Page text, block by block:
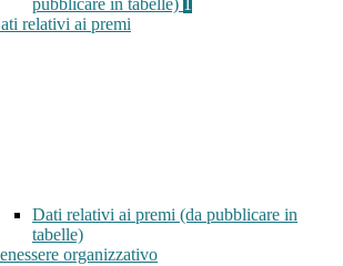
pubblicare in tabelle)
relativi ai premi
Dati relativi ai premi (da pubblicare in
tabelle)
organizzativo